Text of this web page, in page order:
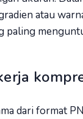
atau
paling
dari format